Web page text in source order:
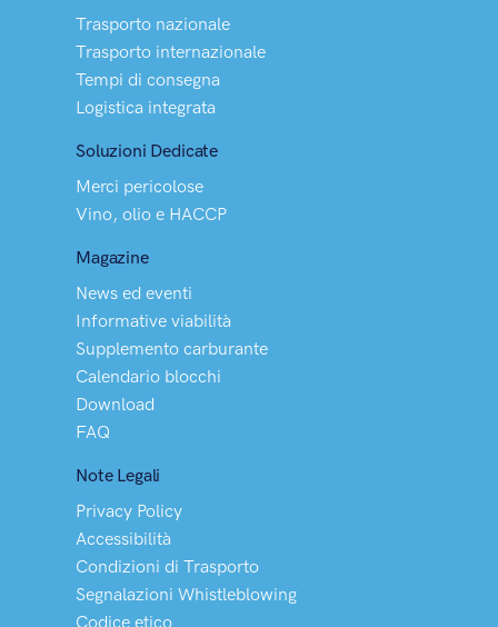
Trasporto nazionale
Trasporto internazionale
Tempi di consegna
Logistica integrata
Soluzioni Dedicate
Merci pericolose
Vino, olio e HACCP
Magazine
News ed eventi
Informative viabilità
Supplemento carburante
Calendario blocchi
Download
FAQ
Note Legali
Privacy Policy
Accessibilità
Condizioni di Trasporto
Segnalazioni Whistleblowing
Codice etico